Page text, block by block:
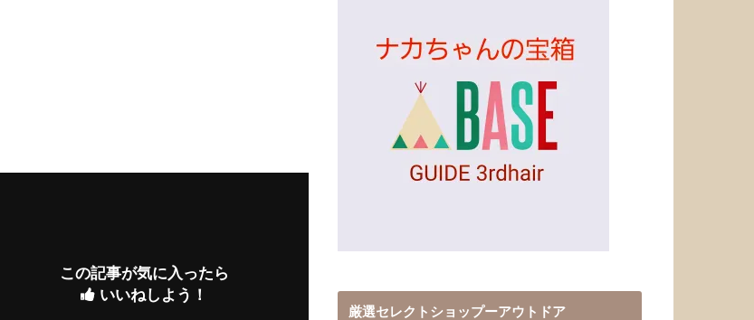
この記事が気に入ったら
いいねしよう！
厳選セレクトショップーアウトドア